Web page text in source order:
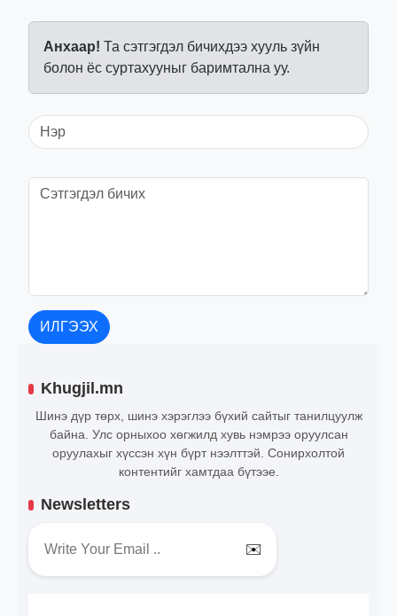
Анхаар! Та сэтгэгдэл бичихдээ хууль зүйн
болон ёс суртахууныг баримтална уу.
ИЛГЭЭХ
Khugjil.mn
Шинэ дүр төрх, шинэ хэрэглээ бүхий сайтыг танилцуулж
байна. Улс орныхоо хөгжилд хувь нэмрээ оруулсан
оруулахыг хүссэн хүн бүрт нээлттэй. Сонирхолтой
контентийг хамтдаа бүтээе.
Newsletters
✉️